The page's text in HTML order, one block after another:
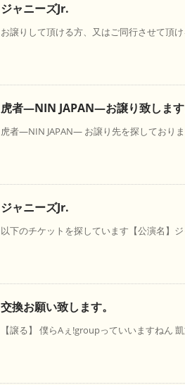
ジャニーズJr.
お譲りして頂ける方、又はご同行させて頂
虎者―NIN JAPAN―お譲り致します
虎者―NIN JAPAN― お譲り先を探しており
ジャニーズJr.
以下のチケットを探しています【公演名】
交換お願い致します。
【譲る】 僕らAぇ!groupっていいますねん